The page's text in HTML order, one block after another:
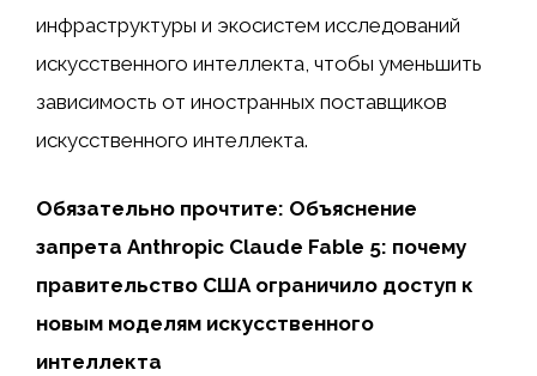
инфраструктуры и экосистем исследований
искусственного интеллекта, чтобы уменьшить
зависимость от иностранных поставщиков
искусственного интеллекта.
Обязательно прочтите: Объяснение
запрета Anthropic Claude Fable 5: почему
правительство США ограничило доступ к
новым моделям искусственного
интеллекта